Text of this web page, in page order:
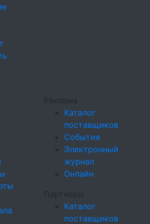
Реклама
Каталог
поставщиков
События
Электронный
журнал
Онлайн
Партнеры
Каталог
поставщиков